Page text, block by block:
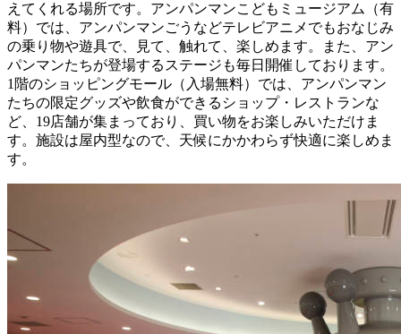
えてくれる場所です。アンパンマンこどもミュージアム（有
料）では、アンパンマンごうなどテレビアニメでもおなじみ
の乗り物や遊具で、見て、触れて、楽しめます。また、アン
パンマンたちが登場するステージも毎日開催しております。
1階のショッピングモール（入場無料）では、アンパンマン
たちの限定グッズや飲食ができるショップ・レストランな
ど、19店舗が集まっており、買い物をお楽しみいただけま
す。施設は屋内型なので、天候にかかわらず快適に楽しめま
す。